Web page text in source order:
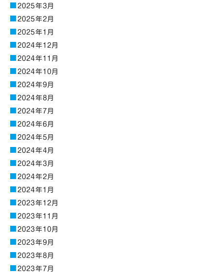
2025年3月
2025年2月
2025年1月
2024年12月
2024年11月
2024年10月
2024年9月
2024年8月
2024年7月
2024年6月
2024年5月
2024年4月
2024年3月
2024年2月
2024年1月
2023年12月
2023年11月
2023年10月
2023年9月
2023年8月
2023年7月